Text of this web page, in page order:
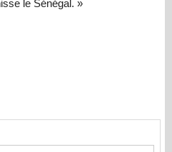
le Sénégal. »